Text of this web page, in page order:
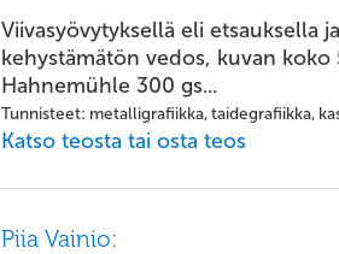
Viivasyövytyksellä eli etsauksella
kehystämätön vedos, kuvan koko
Hahnemühle 300 gs...
Tunnisteet: metalligrafiikka, taidegrafiikka,
Katso teosta tai osta teos
Piia Vainio: